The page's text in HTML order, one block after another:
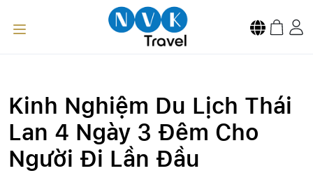
Kinh Nghiệm Du Lịch Thái
Lan 4 Ngày 3 Đêm Cho
Người Đi Lần Đầu